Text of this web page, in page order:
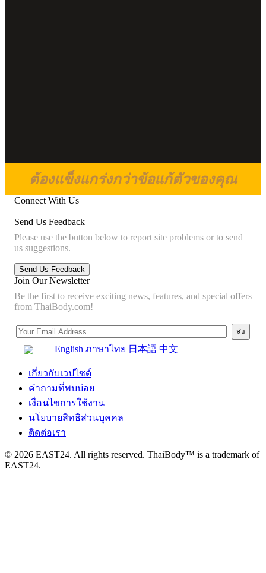
ต้องแข็งแกร่งกว่าข้อแก้ตัวของคุณ
Connect With Us
Send Us Feedback
Please use the button below to report site problems or to send
us suggestions.
Join Our Newsletter
Be the first to receive exciting news, features, and special offers
from ThaiBody.com!
English ภาษาไทย 日本語 中文
เกี่ยวกับเวปไซด์
คำถามที่พบบ่อย
เงื่อนไขการใช้งาน
นโยบายสิทธิส่วนบุคคล
ติดต่อเรา
© 2026 EAST24. All rights reserved. ThaiBody™ is a trademark of
EAST24.